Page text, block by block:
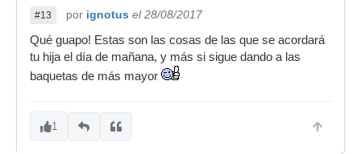
#13 por ignotus el 28/08/2017
Qué guapo! Estas son las cosas de las que se acordará
tu hija el día de mañana, y más si sigue dando a las
baquetas de más mayor
1